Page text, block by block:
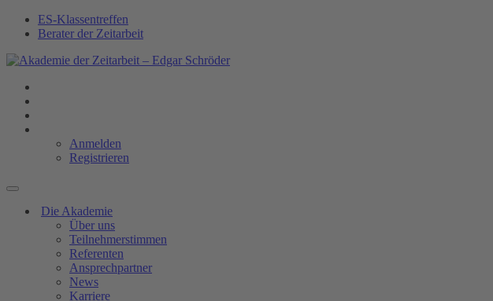
ES-Klassentreffen
Berater der Zeitarbeit
Anmelden
Registrieren
Die Akademie
Über uns
Teilnehmerstimmen
Referenten
Ansprechpartner
News
Karriere